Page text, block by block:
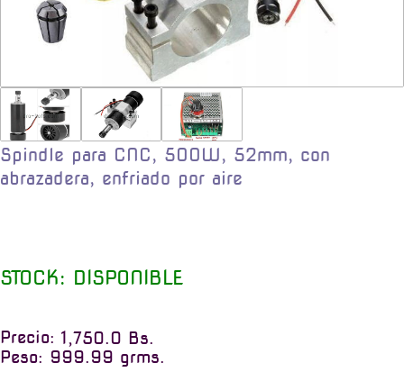
Spindle para CNC, 500W, 52mm, con
abrazadera, enfriado por aire
STOCK: DISPONIBLE
Precio: 1,750.0 Bs.
Peso: 999.99 grms.